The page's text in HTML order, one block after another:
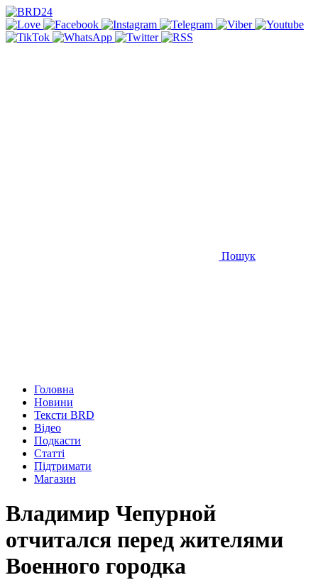
Пошук
Головна
Новини
Тексти BRD
Відео
Подкасти
Статті
Підтримати
Магазин
Владимир Чепурной
отчитался перед жителями
Военного городка